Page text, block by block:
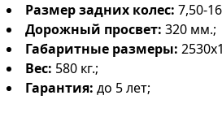
Размер задних колес: 7,50-
Дорожный просвет: 320 мм.;
Габаритные размеры:
Вес: 580 кг.;
Гарантия: до 5 лет;